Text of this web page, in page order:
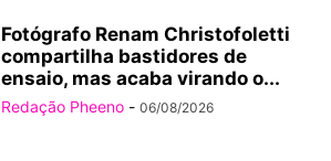
Fotógrafo Renam Christofoletti
compartilha bastidores de
ensaio, mas acaba virando o...
Redação Pheeno - 06/08/2026